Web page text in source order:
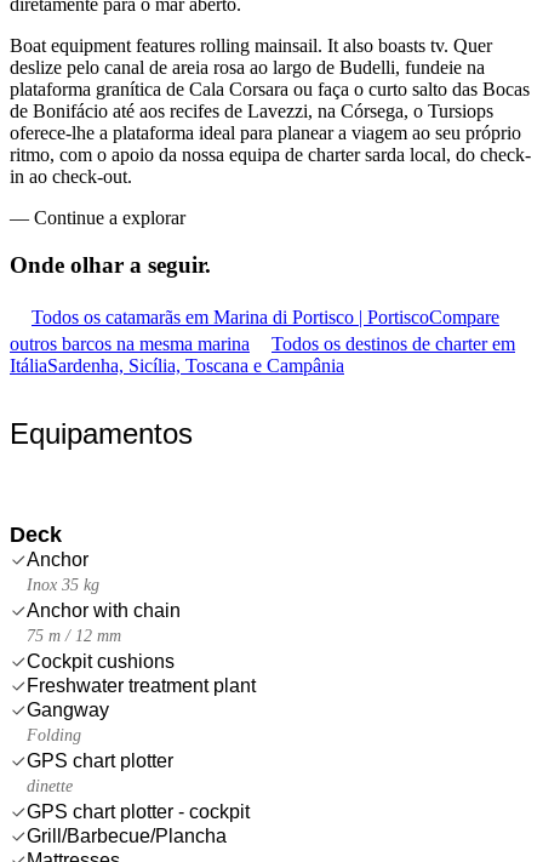
diretamente para o mar aberto.
Boat equipment features rolling mainsail. It also boasts tv. Quer
deslize pelo canal de areia rosa ao largo de Budelli, fundeie na
plataforma granítica de Cala Corsara ou faça o curto salto das Bocas
de Bonifácio até aos recifes de Lavezzi, na Córsega, o Tursiops
oferece-lhe a plataforma ideal para planear a viagem ao seu próprio
ritmo, com o apoio da nossa equipa de charter sarda local, do check-
in ao check-out.
— Continue a explorar
Onde olhar a seguir.
Todos os catamarãs em Marina di Portisco | PortiscoCompare
outros barcos na mesma marina
Todos os destinos de charter em
ItáliaSardenha, Sicília, Toscana e Campânia
Equipamentos
Deck
Anchor
Inox 35 kg
Anchor with chain
75 m / 12 mm
Cockpit cushions
Freshwater treatment plant
Gangway
Folding
GPS chart plotter
dinette
GPS chart plotter - cockpit
Grill/Barbecue/Plancha